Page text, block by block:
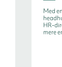
Med
HR-
mere